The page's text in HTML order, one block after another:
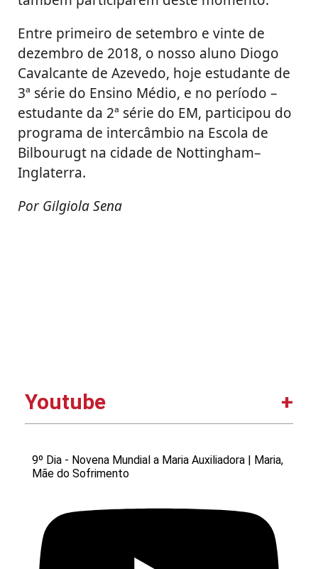
Entre primeiro de setembro e vinte de
dezembro de 2018, o nosso aluno Diogo
Cavalcante de Azevedo, hoje estudante de
3ª série do Ensino Médio, e no período –
estudante da 2ª série do EM, participou do
programa de intercâmbio na Escola de
Bilbourugt na cidade de Nottingham–
Inglaterra.
Por Gilgiola Sena
Youtube
9º Dia - Novena Mundial a Maria Auxiliadora | Maria,
Mãe do Sofrimento